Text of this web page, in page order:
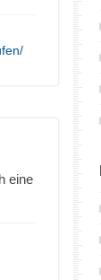
eine